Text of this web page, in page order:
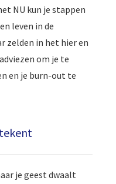
NU kun je stappen
leven in de
zelden in het hier en
om je te
en je burn-out te
je geest dwaalt